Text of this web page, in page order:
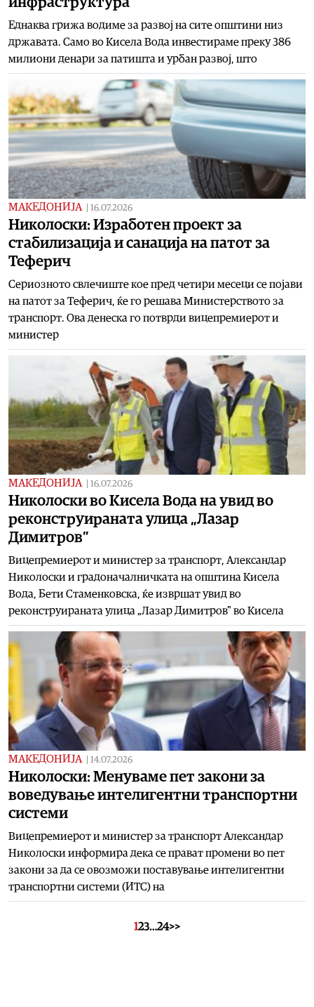
Еднаква грижа водиме за развој на сите општини низ
државата. Само во Кисела Вода инвестираме преку 386
милиони денари за патишта и урбан развој, што
МАКЕДОНИЈА 16.07.2026
Николоски: Изработен проект за
стабилизација и санација на патот за
Теферич
Сериозното свлечиште кое пред четири месеци се појави
на патот за Теферич, ќе го решава Министерството за
транспорт. Ова денеска го потврди вицепремиерот и
министер
МАКЕДОНИЈА 16.07.2026
Николоски во Кисела Вода на увид во
реконструираната улица „Лазар
Димитров”
Вицепремиерот и министер за транспорт, Александар
Николоски и градоначалничката на општина Кисела
Вода, Бети Стаменковска, ќе извршат увид во
реконструираната улица „Лазар Димитров" во Кисела
МАКЕДОНИЈА 14.07.2026
Николоски: Менуваме пет закони за
воведување интелигентни транспортни
системи
Вицепремиерот и министер за транспорт Александар
Николоски информира дека се прават промени во пет
закони за да се овозможи поставување интелигентни
транспортни системи (ИТС) на
123…24>>